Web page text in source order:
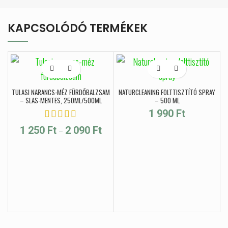
KAPCSOLÓDÓ TERMÉKEK
TULASI NARANCS-MÉZ FÜRDŐBALZSAM
– SLAS-MENTES, 250ML/500ML
1 250 Ft – 2 090 Ft
NATURCLEANING FOLTTISZTÍTÓ SPRAY
– 500 ML
1 990 Ft